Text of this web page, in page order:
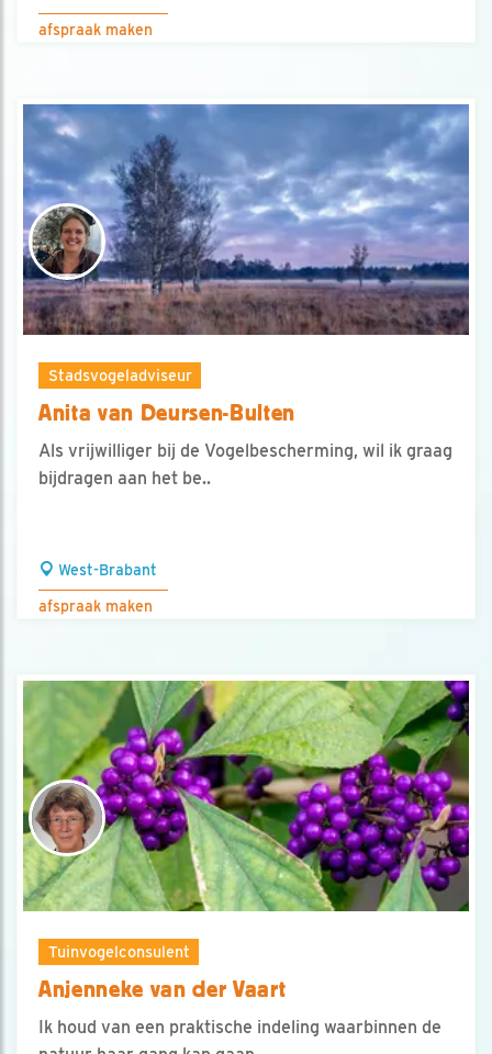
afspraak maken
Stadsvogeladviseur
Anita van Deursen-Bulten
Als vrijwilliger bij de Vogelbescherming, wil ik graag
bijdragen aan het be..
West-Brabant
afspraak maken
Tuinvogelconsulent
Anjenneke van der Vaart
Ik houd van een praktische indeling waarbinnen de